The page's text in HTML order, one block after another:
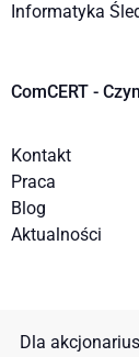
Informatyka
ComCERT -
Kontakt
Praca
Blog
Aktualności
Dla